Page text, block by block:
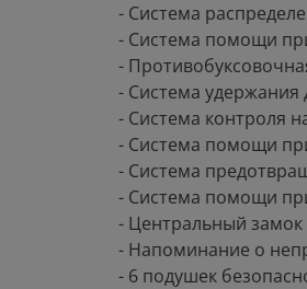
- Система
- Система помощи
-
- Система удержания
- Система контроля
- Система помощи
- Система
- Система помощи
- Центральный замок
- Напоминание о
- 6 подушек